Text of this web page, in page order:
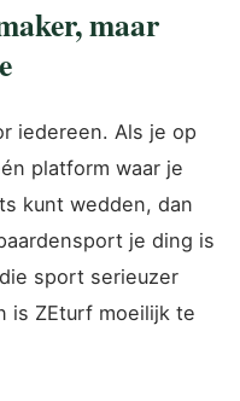
maar
iedereen. Als je op
platform waar je
kunt wedden, dan
je ding is
sport serieuzer
is ZEturf moeilijk te